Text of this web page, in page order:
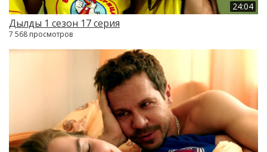
24:04
Дылды 1 сезон 17 серия
7 568 просмотров